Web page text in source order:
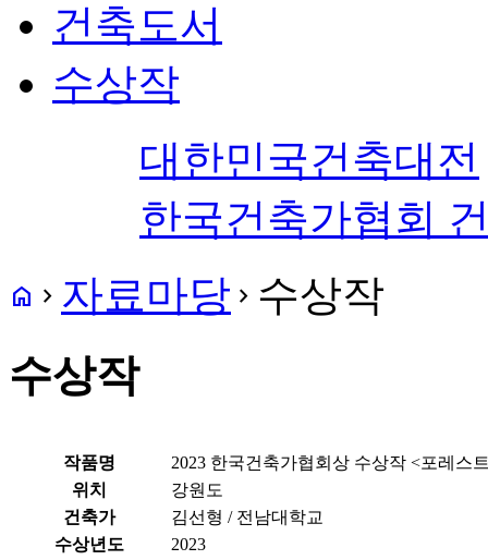
건축도서
수상작
대한민국건축대전
한국건축가협회
home navigate_next 자료마당 navigate_next 수상작
수상작
작품명
2023 한국건축가협회상 수상작 <포레스
위치
강원도
건축가
김선형 / 전남대학교
수상년도
2023